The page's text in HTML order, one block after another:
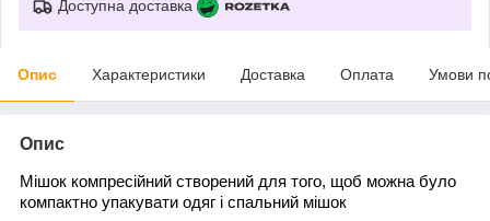
Доступна доставка
Опис Характеристики Доставка Оплата Умови
Опис
Мішок компресійний створений для того, щоб можна було
компактно упакувати одяг і спальний мішок